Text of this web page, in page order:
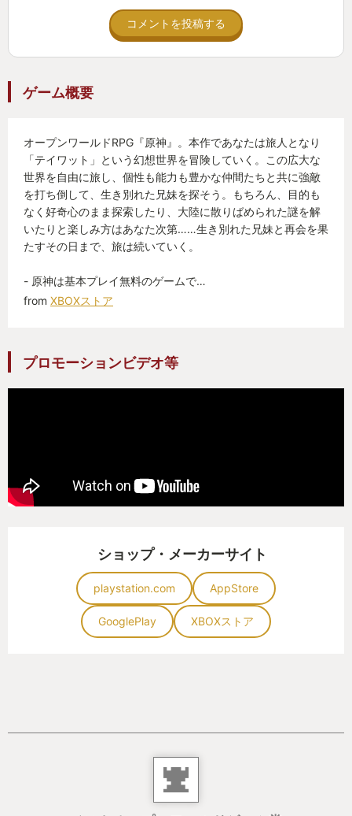
コメントを投稿する
ゲーム概要
オープンワールドRPG『原神』。本作であなたは旅人となり
「テイワット」という幻想世界を冒険していく。この広大な
世界を自由に旅し、個性も能力も豊かな仲間たちと共に強敵
を打ち倒して、生き別れた兄妹を探そう。もちろん、目的も
なく好奇心のまま探索したり、大陸に散りばめられた謎を解
いたりと楽しみ方はあなた次第……生き別れた兄妹と再会を果
たすその日まで、旅は続いていく。
- 原神は基本プレイ無料のゲームで…
from XBOXストア
プロモーションビデオ等
ショップ・メーカーサイト
playstation.com AppStore
GooglePlay XBOXストア